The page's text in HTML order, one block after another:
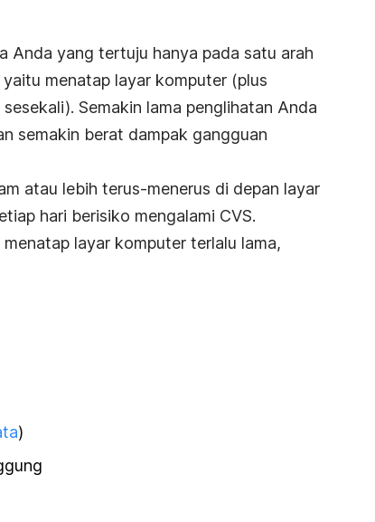
Anda yang tertuju hanya pada satu arah
menatap layar komputer (plus
Semakin lama penglihatan Anda
semakin berat dampak gangguan
atau lebih terus-menerus di depan layar
hari berisiko mengalami CVS.
layar komputer terlalu lama,
)